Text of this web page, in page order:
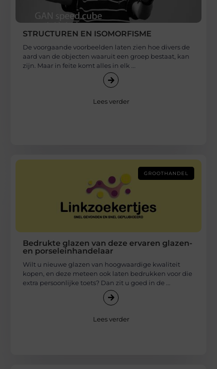
STRUCTUREN EN ISOMORFISME
De voorgaande voorbeelden laten zien hoe divers de
aard van de objecten waaruit een groep bestaat, kan
zijn. Maar in feite komt alles in elk ...
Lees verder
GROOTHANDEL
Bedrukte glazen van deze ervaren glazen-
en porseleinhandelaar
Wilt u nieuwe glazen van hoogwaardige kwaliteit
kopen, en deze meteen ook laten bedrukken voor die
extra persoonlijke toets? Dan zit u goed in de ...
Lees verder